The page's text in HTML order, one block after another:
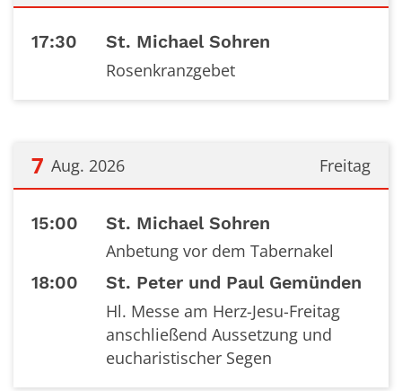
17:30 St. Michael Sohren
Rosenkranzgebet
Freitag
7 Aug. 2026
15:00 St. Michael Sohren
Anbetung vor dem Tabernakel
18:00 St. Peter und Paul Gemünden
Hl. Messe am Herz-Jesu-Freitag
anschließend Aussetzung und
eucharistischer Segen